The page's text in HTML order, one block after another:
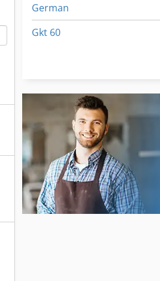
German
Gkt 60
International 433
International 434